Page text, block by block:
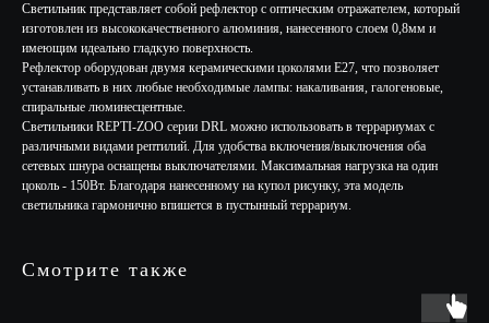
Светильник представляет собой рефлектор с оптическим отражателем, который
изготовлен из высококачественного алюминия, нанесенного слоем 0,8мм и
имеющим идеально гладкую поверхность.
Рефлектор оборудован двумя керамическими цоколями Е27, что позволяет
устанавливать в них любые необходимые лампы: накаливания, галогеновые,
спиральные люминесцентные.
Светильники REPTI-ZOO серии DRL можно использовать в террариумах с
различными видами рептилий. Для удобства включения/выключения оба
сетевых шнура оснащены выключателями. Максимальная нагрузка на один
цоколь - 150Вт. Благодаря нанесенному на купол рисунку, эта модель
светильника гармонично впишется в пустынный террариум.
Смотрите также